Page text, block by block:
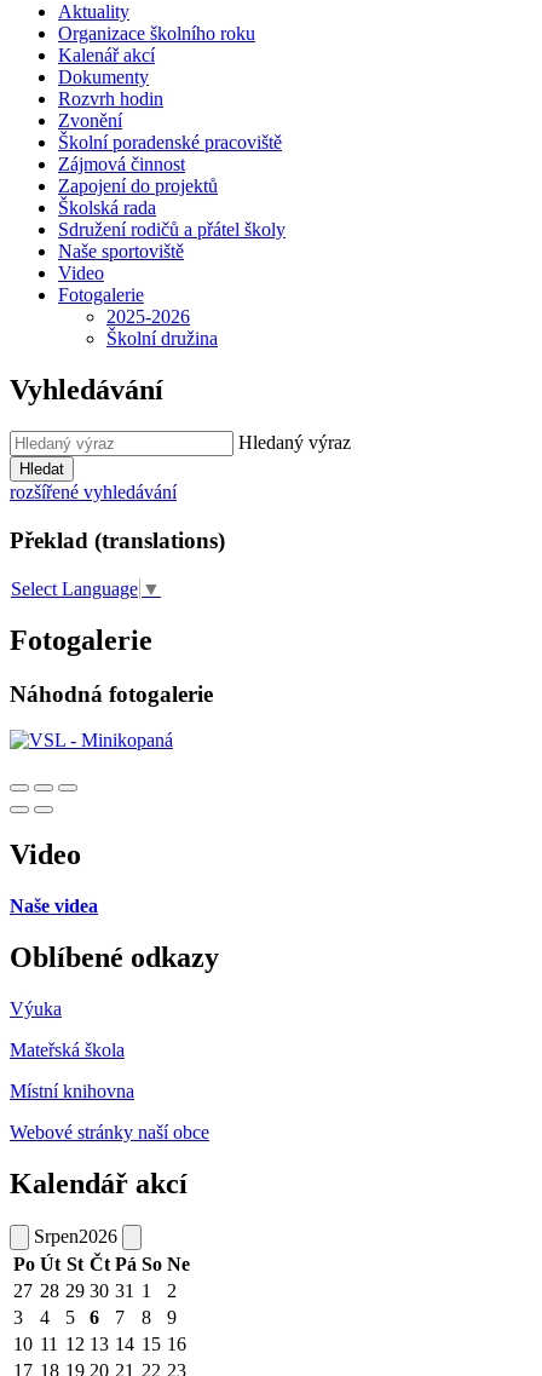
Aktuality
Organizace školního roku
Kalenář akcí
Dokumenty
Rozvrh hodin
Zvonění
Školní poradenské pracoviště
Zájmová činnost
Zapojení do projektů
Školská rada
Sdružení rodičů a přátel školy
Naše sportoviště
Video
Fotogalerie
2025-2026
Školní družina
Vyhledávání
Hledaný výraz
Hledat
rozšířené vyhledávání
Překlad (translations)
Select Language ▼
Fotogalerie
Náhodná fotogalerie
Video
Naše videa
Oblíbené odkazy
Výuka
Mateřská škola
Místní knihovna
Webové stránky naší obce
Kalendář akcí
Srpen2026
Po Út St Čt Pá So Ne
27 28 29 30 31 1
2
3
4 5 6 7 8
9
10 11 12 13 14 15 16
17 18 19 20 21 22 23